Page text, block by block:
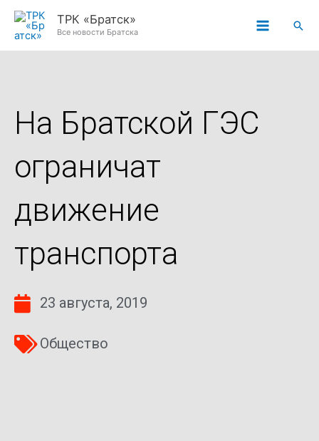
Перейти
ТРК «Братск»
Все новости Братска
На Братской ГЭС
ограничат
движение
транспорта
23 августа, 2019
Общество